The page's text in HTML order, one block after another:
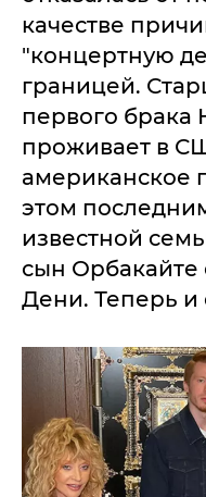
качестве
"концертную
границей.
первого брака
проживает в
американское
этом
известной
сын Орбакайте
Дени. Теперь и